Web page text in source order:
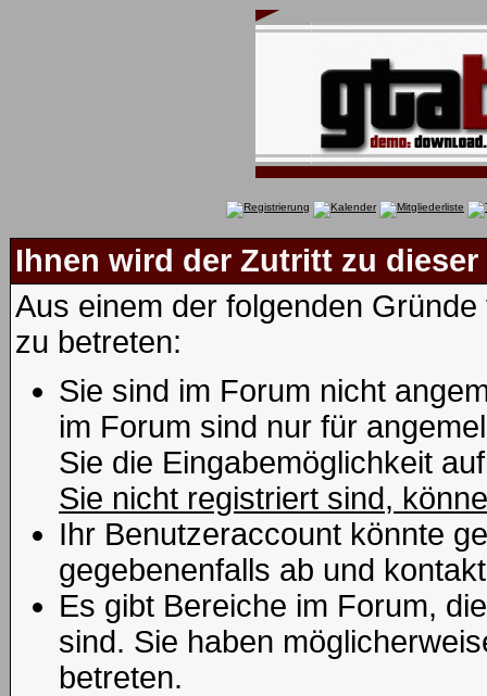
Ihnen wird der Zutritt zu
Aus einem der folgenden
zu betreten:
Sie sind im Forum nicht
im Forum sind nur für
Sie die Eingabemöglichkeit
Sie nicht registriert sind,
Ihr Benutzeraccount könnte
gegebenenfalls ab und
Es gibt Bereiche im Forum,
sind. Sie haben
betreten.